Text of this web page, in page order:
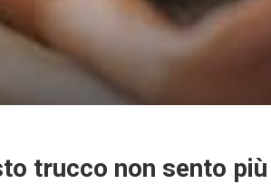
trucco non sento